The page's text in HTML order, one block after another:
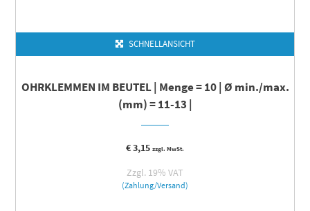
SCHNELLANSICHT
OHRKLEMMEN IM BEUTEL | Menge = 10 | Ø min./max.
(mm) = 11-13 |
€3,15 zzgl. MwSt.
Zzgl. 19% VAT
(Zahlung/Versand)